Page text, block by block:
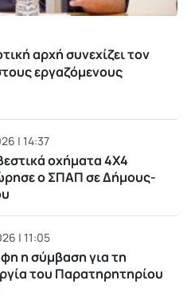
αρχή συνεχίζει τον
εργαζόμενους
| 14:37
οχήματα 4Χ4
ο ΣΠΑΠ σε Δήμους-
| 11:05
η σύμβαση για τη
του Παρατηρητηρίου